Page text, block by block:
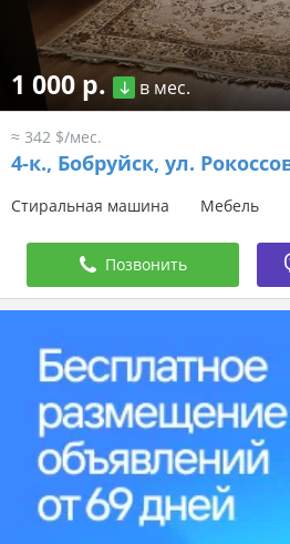
1 000 р. в мес.
≈ 342 $/мес.
4-к., Бобруйск, ул.
Стиральная машина Мебель
Позвонить